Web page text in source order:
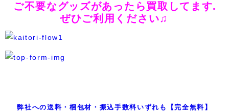
ご不要なグッズがあったら買取してます.
ぜひご利用ください♫
弊社への送料・梱包材・振込手数料いずれも【完全無料】